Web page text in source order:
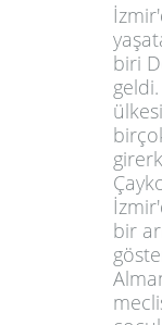
biri
bir